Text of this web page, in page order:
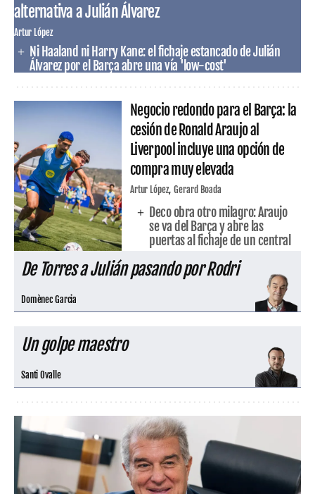
alternativa a Julián Álvarez
Artur López
Ni Haaland ni Harry Kane: el fichaje estancado de Julián
Álvarez por el Barça abre una vía 'low-cost'
Negocio redondo para el Barça: la
cesión de Ronald Araujo al
Liverpool incluye una opción de
compra muy elevada
Artur López Gerard Boada
Deco obra otro milagro: Araujo
se va del Barça y abre las
puertas al fichaje de un central
De Torres a Julián pasando por Rodri
Domènec Garcia
Un golpe maestro
Santi Ovalle